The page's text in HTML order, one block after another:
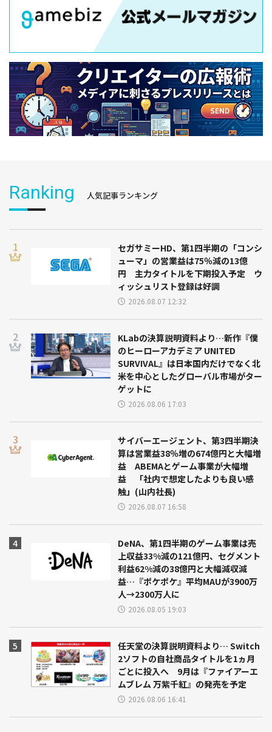
Ranking 人気記事ランキング
セガサミーHD、第1四半期の「コンシ
ューマ」の営業益は75％減の13億
円 主力タイトルを下期投入予定 ウ
ィッシュリスト登録は好調
2026.08.07 12:32
KLabの決算説明資料より…新作『僕
のヒーローアカデミア UNITED
SURVIVAL』は日本国内だけでなく北
米を中心としたグローバル市場がター
ゲットに
2026.08.06 17:03
サイバーエージェント、第3四半期決
算は営業益38％増の674億円と大幅増
益 ABEMAとゲーム事業が大幅増
益 「社内で想定したよりも良い感
触」(山内社長)
2026.08.07 16:58
DeNA、第1四半期のゲーム事業は売
上収益33%減の121億円、セグメント
利益62%減の38億円と大幅減収減
益…『ポケポケ』平均MAUが3900万
人→2300万人に
2026.08.05 19:03
任天堂の決算説明資料より… Switch
2ソフトの自社商品タイトルを1ヵ月
ごとに投入へ 9月は『ファイアーエ
ムブレム 万紫千紅』の発売を予定
2026.08.06 16:41